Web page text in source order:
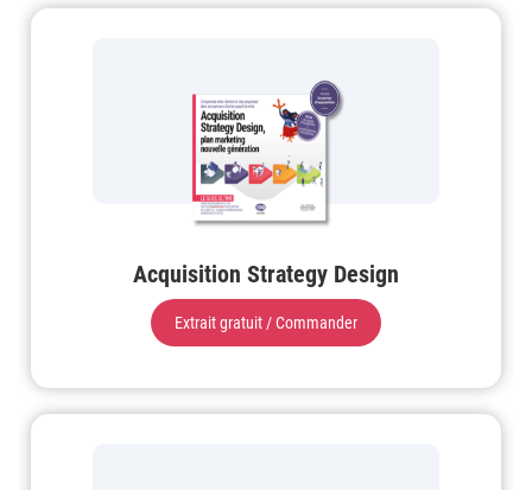
Acquisition Strategy Design
Extrait gratuit / Commander